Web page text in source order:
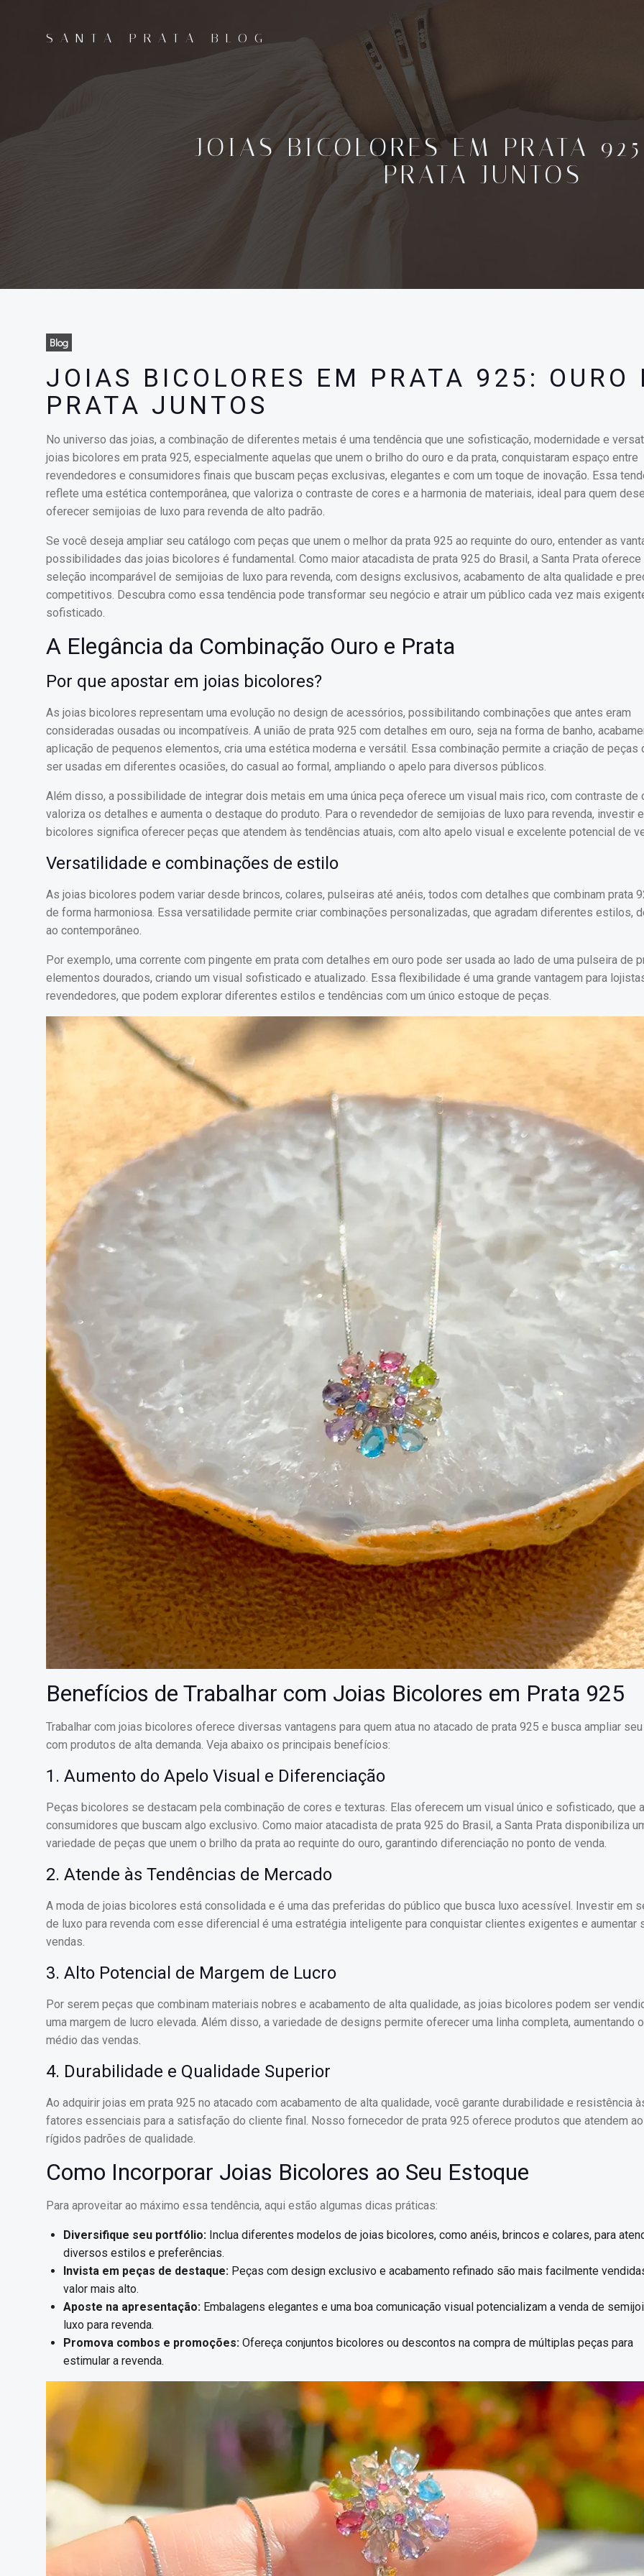
SANTA PRATA BLOG
JOIAS BICOLORES EM PRATA
PRATA JUNTOS
Blog
JOIAS BICOLORES EM PRATA 925: OURO
PRATA JUNTOS
No universo das joias, a combinação de diferentes metais é uma tendência que une sofisticação, modernidade e
joias bicolores em prata 925, especialmente aquelas que unem o brilho do ouro e da prata, conquistaram espaço entre
revendedores e consumidores finais que buscam peças exclusivas, elegantes e com um toque de inovação. Essa
reflete uma estética contemporânea, que valoriza o contraste de cores e a harmonia de materiais, ideal para quem
oferecer semijoias de luxo para revenda de alto padrão.
Se você deseja ampliar seu catálogo com peças que unem o melhor da prata 925 ao requinte do ouro, entender as
possibilidades das joias bicolores é fundamental. Como maior atacadista de prata 925 do Brasil, a Santa Prata oferece
seleção incomparável de semijoias de luxo para revenda, com designs exclusivos, acabamento de alta qualidade e
competitivos. Descubra como essa tendência pode transformar seu negócio e atrair um público cada vez mais
sofisticado.
A Elegância da Combinação Ouro e Prata
Por que apostar em joias bicolores?
As joias bicolores representam uma evolução no design de acessórios, possibilitando combinações que antes eram
consideradas ousadas ou incompatíveis. A união de prata 925 com detalhes em ouro, seja na forma de banho,
aplicação de pequenos elementos, cria uma estética moderna e versátil. Essa combinação permite a criação de peças
ser usadas em diferentes ocasiões, do casual ao formal, ampliando o apelo para diversos públicos.
Além disso, a possibilidade de integrar dois metais em uma única peça oferece um visual mais rico, com contraste de
valoriza os detalhes e aumenta o destaque do produto. Para o revendedor de semijoias de luxo para revenda, investir
bicolores significa oferecer peças que atendem às tendências atuais, com alto apelo visual e excelente potencial de
Versatilidade e combinações de estilo
As joias bicolores podem variar desde brincos, colares, pulseiras até anéis, todos com detalhes que combinam prata
de forma harmoniosa. Essa versatilidade permite criar combinações personalizadas, que agradam diferentes estilos,
ao contemporâneo.
Por exemplo, uma corrente com pingente em prata com detalhes em ouro pode ser usada ao lado de uma pulseira de
elementos dourados, criando um visual sofisticado e atualizado. Essa flexibilidade é uma grande vantagem para
revendedores, que podem explorar diferentes estilos e tendências com um único estoque de peças.
Benefícios de Trabalhar com Joias Bicolores em Prata 925
Trabalhar com joias bicolores oferece diversas vantagens para quem atua no atacado de prata 925 e busca ampliar
com produtos de alta demanda. Veja abaixo os principais benefícios:
1. Aumento do Apelo Visual e Diferenciação
Peças bicolores se destacam pela combinação de cores e texturas. Elas oferecem um visual único e sofisticado, que
consumidores que buscam algo exclusivo. Como maior atacadista de prata 925 do Brasil, a Santa Prata disponibiliza
variedade de peças que unem o brilho da prata ao requinte do ouro, garantindo diferenciação no ponto de venda.
2. Atende às Tendências de Mercado
A moda de joias bicolores está consolidada e é uma das preferidas do público que busca luxo acessível. Investir em
de luxo para revenda com esse diferencial é uma estratégia inteligente para conquistar clientes exigentes e aumentar
vendas.
3. Alto Potencial de Margem de Lucro
Por serem peças que combinam materiais nobres e acabamento de alta qualidade, as joias bicolores podem ser
uma margem de lucro elevada. Além disso, a variedade de designs permite oferecer uma linha completa, aumentando
médio das vendas.
4. Durabilidade e Qualidade Superior
Ao adquirir joias em prata 925 no atacado com acabamento de alta qualidade, você garante durabilidade e resistência
fatores essenciais para a satisfação do cliente final. Nosso fornecedor de prata 925 oferece produtos que atendem
rígidos padrões de qualidade.
Como Incorporar Joias Bicolores ao Seu Estoque
Para aproveitar ao máximo essa tendência, aqui estão algumas dicas práticas:
Diversifique seu portfólio: Inclua diferentes modelos de joias bicolores, como anéis, brincos e colares, para
diversos estilos e preferências.
Invista em peças de destaque: Peças com design exclusivo e acabamento refinado são mais facilmente
valor mais alto.
Aposte na apresentação: Embalagens elegantes e uma boa comunicação visual potencializam a venda de
luxo para revenda.
Promova combos e promoções: Ofereça conjuntos bicolores ou descontos na compra de múltiplas peças para
estimular a revenda.